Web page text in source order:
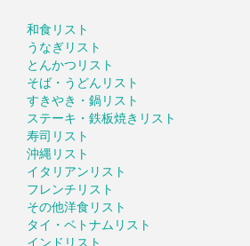
和食リスト
うなぎリスト
とんかつリスト
そば・うどんリスト
すきやき・鍋リスト
ステーキ・鉄板焼きリスト
寿司リスト
沖縄リスト
イタリアンリスト
フレンチリスト
その他洋食リスト
タイ・ベトナムリスト
インドリスト